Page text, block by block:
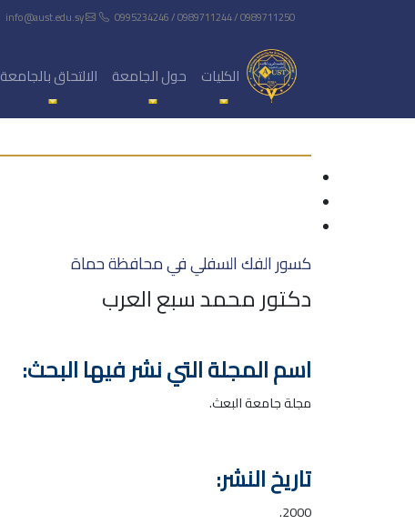
0995234246 / 0989711244 / 0989711250
الكليات حول الجامعة الالتحاق بالجامعة
كسور الفك السفلي في محافظة حماة
دكتور محمد سبع العرب
اسم المجلة التي نشر فيها البحث:
مجلة جامعة البعث.
تاريخ النشر:
2000.